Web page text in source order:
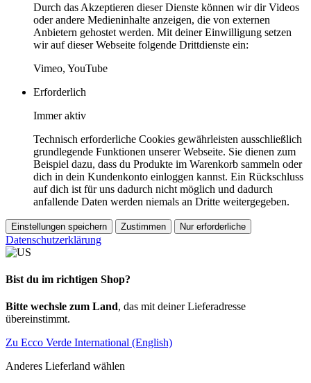
Durch das Akzeptieren dieser Dienste können wir dir Videos
oder andere Medieninhalte anzeigen, die von externen
Anbietern gehostet werden. Mit deiner Einwilligung setzen
wir auf dieser Webseite folgende Drittdienste ein:
Vimeo, YouTube
Erforderlich
Immer aktiv
Technisch erforderliche Cookies gewährleisten ausschließlich
grundlegende Funktionen unserer Webseite. Sie dienen zum
Beispiel dazu, dass du Produkte im Warenkorb sammeln oder
dich in dein Kundenkonto einloggen kannst. Ein Rückschluss
auf dich ist für uns dadurch nicht möglich und dadurch
anfallende Daten werden niemals an Dritte weitergegeben.
Einstellungen speichern Zustimmen Nur erforderliche
Datenschutzerklärung
Bist du im richtigen Shop?
Bitte wechsle zum Land, das mit deiner Lieferadresse
übereinstimmt.
Zu Ecco Verde International (English)
Anderes Lieferland wählen